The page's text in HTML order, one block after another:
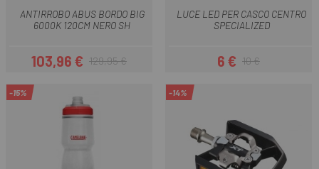
ANTIRROBO ABUS BORDO BIG
6000K 120CM NERO SH
Prezzo
103,96 €Prezzo base
129,95 €
LUCE LED PER CASCO CENTRO
SPECIALIZED
Prezzo
6 € Prezzo base
10 €
-15% -14%